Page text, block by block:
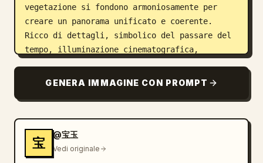
vegetazione si fondono armoniosamente per
creare un panorama unificato e coerente.
Ricco di dettagli, simbolico del passare del
tempo, illuminazione cinematografica,
dettagliate. --ar 4:3
GENERA IMMAGINE CON PROMPT
宝
@宝玉
Vedi originale